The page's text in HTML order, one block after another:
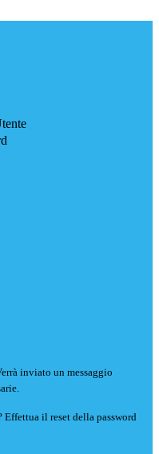
inviato un messaggio
Effettua il reset della password